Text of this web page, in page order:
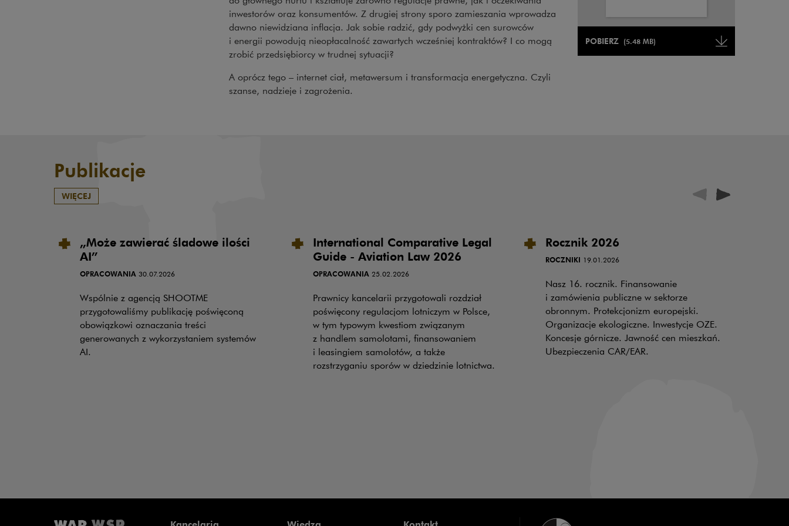
inwestorów oraz konsumentów. Z drugiej strony sporo zamieszania wprowadza
dawno niewidziana inflacja. Jak sobie radzić, gdy podwyżki cen surowców
i energii powodują nieopłacalność zawartych wcześniej kontraktów? I co mogą
zrobić przedsiębiorcy w trudnej sytuacji?
A oprócz tego – internet ciał, metawersum i transformacja energetyczna. Czyli
szanse, nadzieje i zagrożenia.
Uwaga, link zostanie otwarty w nowym oknie
POBIERZ (5.48 MB)
Uwaga, link zostanie otwarty w
Publikacje
WIĘCEJ
„Może zawierać śladowe ilości
AI”
OPRACOWANIA 30.07.2026
Wspólnie z agencją SHOOTME
przygotowaliśmy publikację poświęconą
obowiązkowi oznaczania treści
generowanych z wykorzystaniem systemów
AI.
International Comparative Legal
Guide - Aviation Law 2026
OPRACOWANIA 25.02.2026
Prawnicy kancelarii przygotowali rozdział
poświęcony regulacjom lotniczym w Polsce,
w tym typowym kwestiom związanym
z handlem samolotami, finansowaniem
i leasingiem samolotów, a także
rozstrzyganiu sporów w dziedzinie lotnictwa.
Rocznik 2026
ROCZNIKI 19.01.2026
Nasz 16. rocznik. Finansowanie
i zamówienia publiczne w sektorze
obronnym. Protekcjonizm europejski.
Organizacje ekologiczne. Inwestycje OZE.
Koncesje górnicze. Jawność cen mieszkań.
Ubezpieczenia CAR/EAR.